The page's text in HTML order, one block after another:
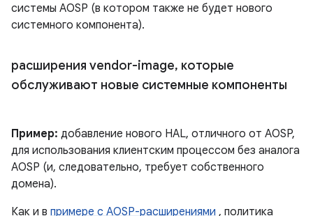
системы AOSP (в котором также не будет нового
системного компонента).
расширения vendor-image, которые
обслуживают новые системные компоненты
Пример: добавление нового HAL, отличного от AOSP,
для использования клиентским процессом без аналога
AOSP (и, следовательно, требует собственного
домена).
Как и в примере с AOSP-расширениями , политика